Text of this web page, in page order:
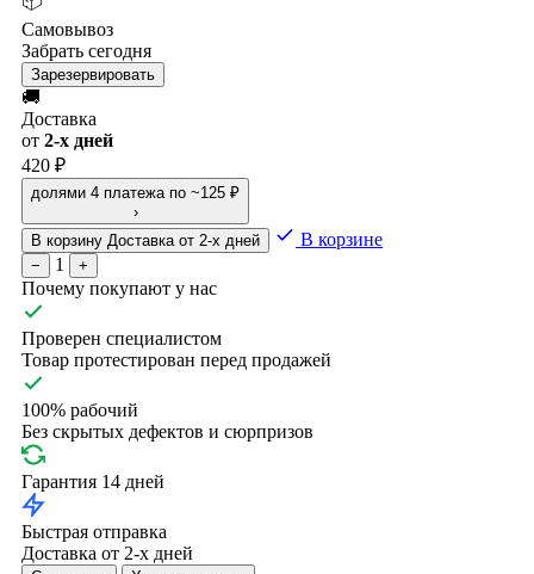
Самовывоз
Забрать сегодня
Зарезервировать
🚚
Доставка
от 2-х дней
420 ₽
долями 4 платежа по ~125 ₽
›
В корзину Доставка от 2-х дней В корзине
− 1 +
Почему покупают у нас
Проверен специалистом
Товар протестирован перед продажей
100% рабочий
Без скрытых дефектов и сюрпризов
Гарантия 14 дней
Быстрая отправка
Доставка от 2-х дней